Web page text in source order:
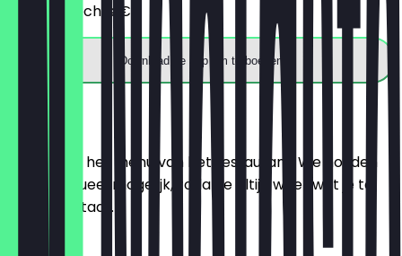
betaalt slechts €1.
Download de app om te boeken
Menu
Hier vind je het menu van het restaurant. We houden
het zo actueel mogelijk, zodat je altijd weet wat je te
wachten staat.
Croissant